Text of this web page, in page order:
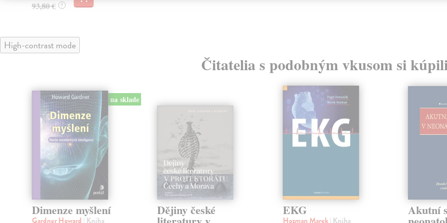
93,80 € ?
High-contrast mode
Čitatelia s podobným vkusom si
na sklade
Dimenze myšlení
Gardner Howard | Kniha
Dějiny české EKG
Hozman Marek| Kniha
Akutní